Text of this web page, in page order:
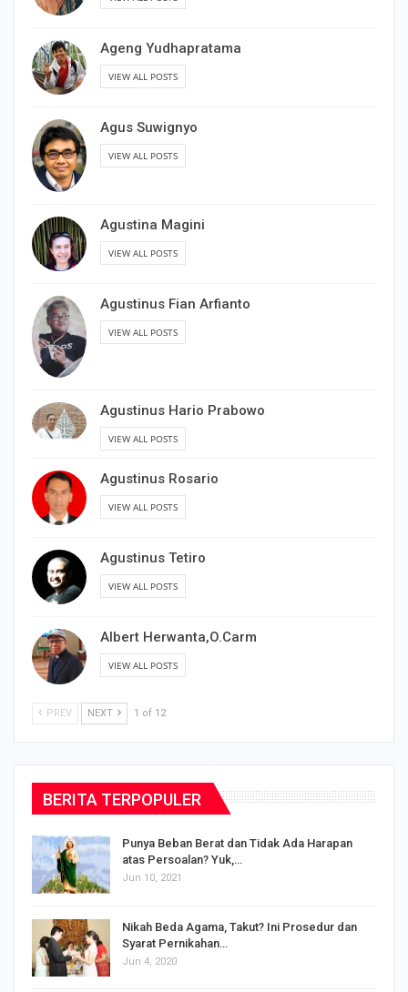
Ageng Yudhapratama
VIEW ALL POSTS
Agus Suwignyo
VIEW ALL POSTS
Agustina Magini
VIEW ALL POSTS
Agustinus Fian Arfianto
VIEW ALL POSTS
Agustinus Hario Prabowo
VIEW ALL POSTS
Agustinus Rosario
VIEW ALL POSTS
Agustinus Tetiro
VIEW ALL POSTS
Albert Herwanta,O.Carm
VIEW ALL POSTS
PREV NEXT 1 of 12
BERITA TERPOPULER
Punya Beban Berat dan Tidak Ada Harapan
atas Persoalan? Yuk,…
Jun 10, 2021
Nikah Beda Agama, Takut? Ini Prosedur dan
Syarat Pernikahan…
Jun 4, 2020